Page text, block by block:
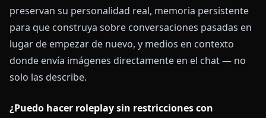
preservan su personalidad real, memoria persistente
para que construya sobre conversaciones pasadas en
lugar de empezar de nuevo, y medios en contexto
donde envía imágenes directamente en el chat — no
solo las describe.
¿Puedo hacer roleplay sin restricciones con